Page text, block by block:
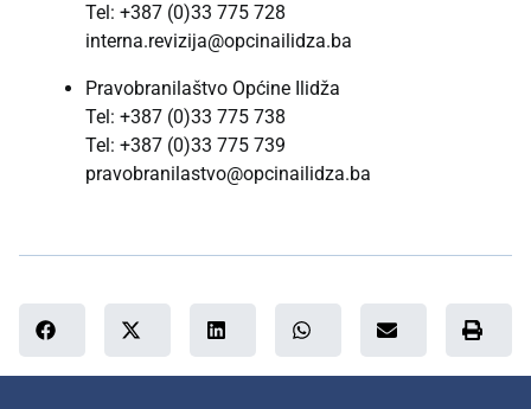
Tel: +387 (0)33 775 728
interna.revizija@opcinailidza.ba
Pravobranilaštvo Općine Ilidža
Tel: +387 (0)33 775 738
Tel: +387 (0)33 775 739
pravobranilastvo@opcinailidza.ba